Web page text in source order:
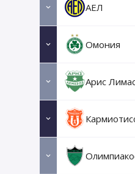
АЕЛ
Омония
Арис